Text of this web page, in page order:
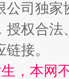
从幼
公司独
授权合
接。
，本网